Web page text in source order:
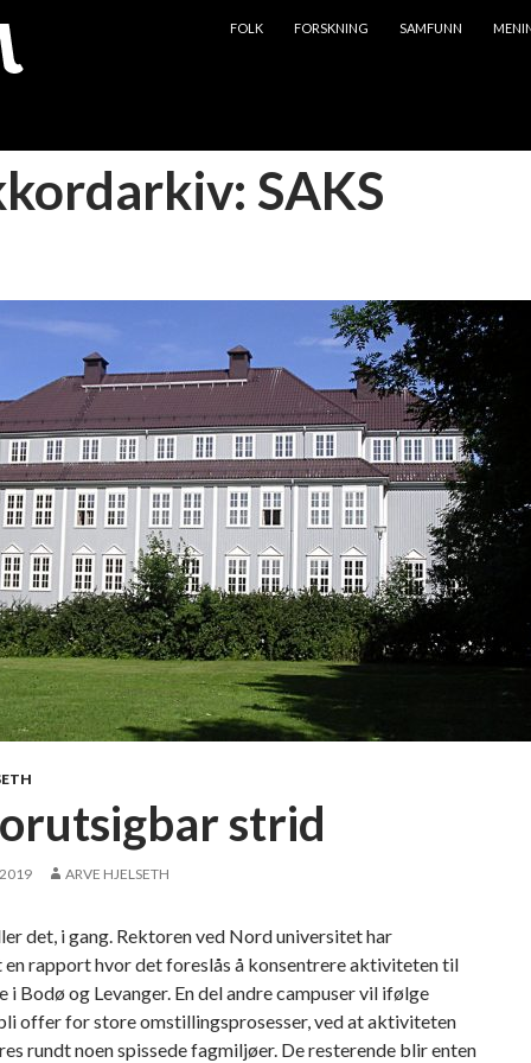
FOLK
FORSKNING SAMFUNN
SAKS
strid
ARVE HJELSETH
det, i gang. Rektoren ved Nord universitet har
en rapport hvor det foreslås å konsentrere aktiviteten til
i Bodø og Levanger. En del andre campuser vil ifølge
offer for store omstillingsprosesser, ved at aktiviteten
rundt noen spissede fagmiljøer. De resterende blir enten